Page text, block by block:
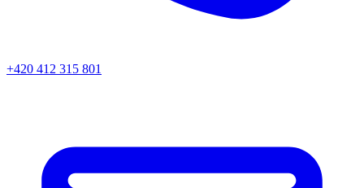
+420 412 315 801